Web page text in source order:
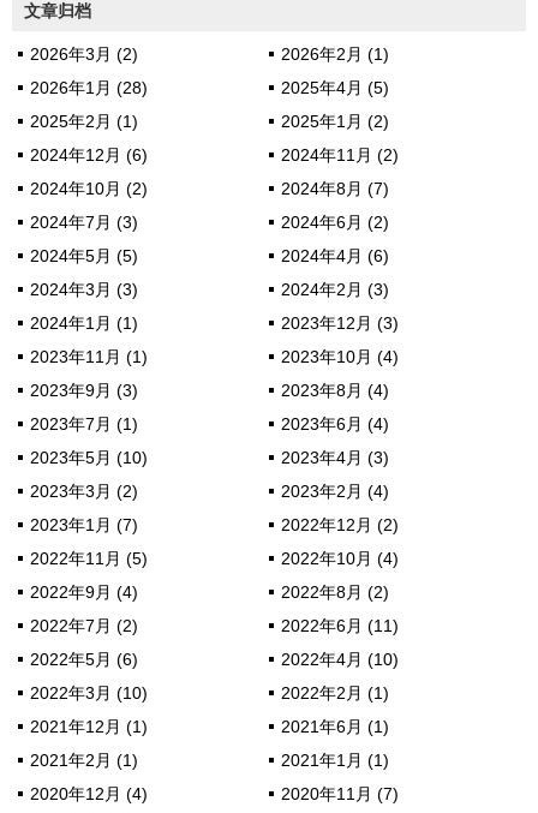
文章归档
2026年3月 (2)
2026年2月 (1)
2026年1月 (28)
2025年4月 (5)
2025年2月 (1)
2025年1月 (2)
2024年12月 (6)
2024年11月 (2)
2024年10月 (2)
2024年8月 (7)
2024年7月 (3)
2024年6月 (2)
2024年5月 (5)
2024年4月 (6)
2024年3月 (3)
2024年2月 (3)
2024年1月 (1)
2023年12月 (3)
2023年11月 (1)
2023年10月 (4)
2023年9月 (3)
2023年8月 (4)
2023年7月 (1)
2023年6月 (4)
2023年5月 (10)
2023年4月 (3)
2023年3月 (2)
2023年2月 (4)
2023年1月 (7)
2022年12月 (2)
2022年11月 (5)
2022年10月 (4)
2022年9月 (4)
2022年8月 (2)
2022年7月 (2)
2022年6月 (11)
2022年5月 (6)
2022年4月 (10)
2022年3月 (10)
2022年2月 (1)
2021年12月 (1)
2021年6月 (1)
2021年2月 (1)
2021年1月 (1)
2020年12月 (4)
2020年11月 (7)